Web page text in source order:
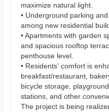
maximize natural light.
• Underground parking
among new residential
• Apartments with garden
and spacious rooftop
penthouse level.
• Residents' comfort is
breakfast/restaurant,
bicycle storage,
stations, and other
The project is being